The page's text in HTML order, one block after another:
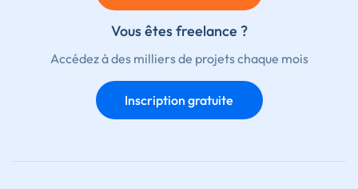
Vous êtes freelance ?
Accédez à des milliers de projets chaque mois
Inscription gratuite